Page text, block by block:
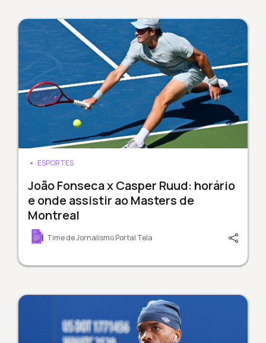
ESPORTES
João Fonseca x Casper Ruud: horário
e onde assistir ao Masters de
Montreal
Time de Jornalismo Portal Tela